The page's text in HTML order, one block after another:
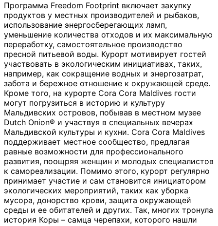
Программа Freedom Footprint включает закупку
продуктов у местных производителей и рыбаков,
использование энергосберегающих ламп,
уменьшение количества отходов и их максимальную
переработку, самостоятельное производство
пресной питьевой воды. Курорт мотивирует гостей
участвовать в экологическим инициативах, таких,
например, как сокращение водных и энергозатрат,
забота и бережное отношение к окружающей среде.
Кроме того, на курорте Cora Cora Maldives гости
могут погрузиться в историю и культуру
Мальдивских островов, побывав в местном музее
Dutch Onion® и участвуя в специальных вечерах
Мальдивской культуры и кухни. Cora Cora Maldives
поддерживает местное сообщество, предлагая
равные возможности для профессионального
развития, поощряя женщин и молодых специалистов
к самореализации. Помимо этого, курорт регулярно
принимает участие и сам становится инициатором
экологических мероприятий, таких как уборка
мусора, донорство крови, защита окружающей
среды и ее обитателей и других. Так, многих тронула
история Коры – самца черепахи, которого нашли